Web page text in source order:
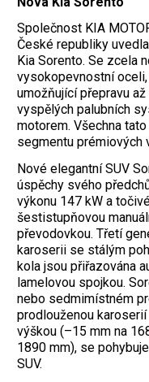
Společnost KIA
České republiky
Kia Sorento. Se zcela
vysokopevnostní
umožňující přepravu
vyspělých palubních
motorem. Všechna
segmentu prémiových
Nové elegantní SUV
úspěchy svého
výkonu 147 kW a
šestistupňovou
převodovkou. Třetí
karoserii se stálým
kola jsou přiřazována
lamelovou spojkou.
nebo sedmimístném
prodlouženou
výškou (–15 mm na
1890 mm), se
SUV.